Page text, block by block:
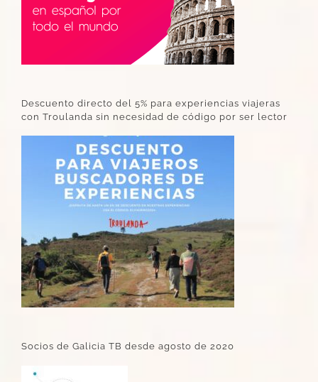
Descuento directo del 5% para experiencias viajeras
con Troulanda sin necesidad de código por ser lector
Socios de Galicia TB desde agosto de 2020